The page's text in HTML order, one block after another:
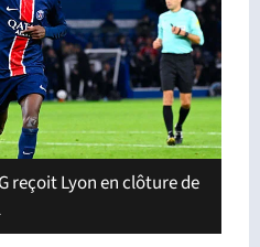
reçoit Lyon en clôture de